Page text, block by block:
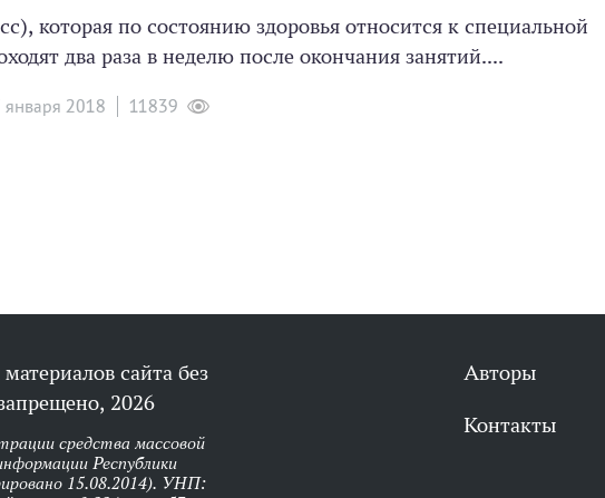
которая по состоянию здоровья относится к специальной
два раза в неделю после окончания занятий....
января 2018 11839
сайта без
2026
средства массовой
Республики
15.08.2014). УНП:
Авторы
Контакты